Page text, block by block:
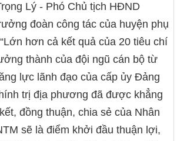
Lý - Phó Chủ tịch HĐND
đoàn công tác của huyện phụ
hơn cả kết quả của 20 tiêu chí
thành của đội ngũ cán bộ từ
lực lãnh đạo của cấp ủy Đảng
trị địa phương đã được khẳng
đồng thuận, chia sẻ của Nhân
sẽ là điểm khởi đầu thuận lợi,